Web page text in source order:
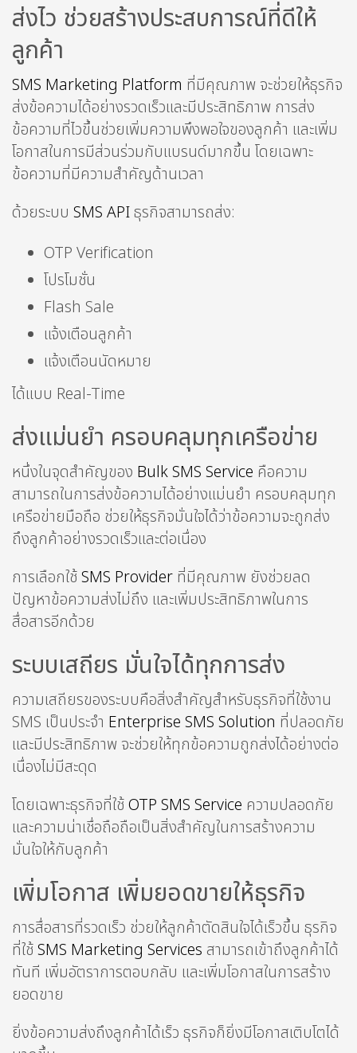
ส่งไว ช่วยสร้างประสบการณ์ที่ดีให้
ลูกค้า
SMS Marketing Platform ที่มีคุณภาพ จะช่วยให้ธุรกิจ
ส่งข้อความได้อย่างรวดเร็วและมีประสิทธิภาพ การส่ง
ข้อความที่ไวขึ้นช่วยเพิ่มความพึงพอใจของลูกค้า และเพิ่ม
โอกาสในการมีส่วนร่วมกับแบรนด์มากขึ้น โดยเฉพาะ
ข้อความที่มีความสำคัญด้านเวลา
ด้วยระบบ SMS APIธุรกิจสามารถส่ง:
OTP Verification
โปรโมชั่น
Flash Sale
แจ้งเตือนลูกค้า
แจ้งเตือนนัดหมาย
ได้แบบ Real-Time
ส่งแม่นยำ ครอบคลุมทุกเครือข่าย
หนึ่งในจุดสำคัญของ Bulk SMS Service คือความ
สามารถในการส่งข้อความได้อย่างแม่นยำ ครอบคลุมทุก
เครือข่ายมือถือ ช่วยให้ธุรกิจมั่นใจได้ว่าข้อความจะถูกส่ง
ถึงลูกค้าอย่างรวดเร็วและต่อเนื่อง
การเลือกใช้SMS Provider ที่มีคุณภาพ ยังช่วยลด
ปัญหาข้อความส่งไม่ถึง และเพิ่มประสิทธิภาพในการ
สื่อสารอีกด้วย
ระบบเสถียร มั่นใจได้ทุกการส่ง
ความเสถียรของระบบคือสิ่งสำคัญสำหรับธุรกิจที่ใช้งาน
SMS เป็นประจำ Enterprise SMS Solution ที่ปลอดภัย
และมีประสิทธิภาพ จะช่วยให้ทุกข้อความถูกส่งได้อย่างต่อ
เนื่องไม่มีสะดุด
โดยเฉพาะธุรกิจที่ใช้OTP SMS Service ความปลอดภัย
และความน่าเชื่อถือถือเป็นสิ่งสำคัญในการสร้างความ
มั่นใจให้กับลูกค้า
เพิ่มโอกาส เพิ่มยอดขายให้ธุรกิจ
การสื่อสารที่รวดเร็ว ช่วยให้ลูกค้าตัดสินใจได้เร็วขึ้น ธุรกิจ
ที่ใช้SMS Marketing Services สามารถเข้าถึงลูกค้าได้
ทันที เพิ่มอัตราการตอบกลับ และเพิ่มโอกาสในการสร้าง
ยอดขาย
ยิ่งข้อความส่งถึงลูกค้าได้เร็ว ธุรกิจก็ยิ่งมีโอกาสเติบโตได้